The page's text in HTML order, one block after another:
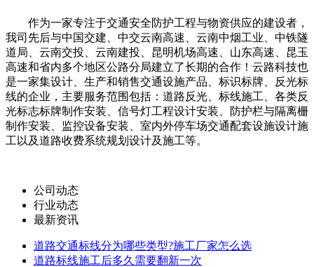
作为一家专注于交通安全防护工程与物资供应的建设者，
我司先后与中国交建、中交云南高速、云南中烟工业、中铁隧
道局、云南交投、云南建投、昆明机场高速、山东高速、昆玉
高速和省内多个地区公路分局建立了长期的合作！云路科技也
是一家集设计、生产和销售交通设施产品、标识标牌、反光标
线的企业，主要服务范围包括：道路反光、标线施工、各类反
光标志标牌制作安装、信号灯工程设计安装、防护栏与隔离栅
制作安装、监控设备安装、室内外停车场交通配套设施设计施
工以及道路收费系统规划设计及施工等。
公司动态
行业动态
最新资讯
道路交通标线分为哪些类型?施工厂家怎么选
道路标线施工后多久需要翻新一次